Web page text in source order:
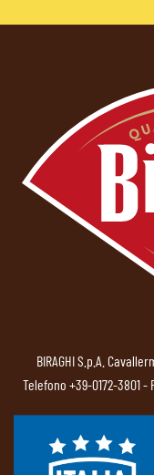
BIRAGHI S.p.A.
Telefono +39-0172-3801-